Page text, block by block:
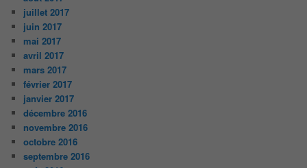
juillet 2017
juin 2017
mai 2017
avril 2017
mars 2017
février 2017
janvier 2017
décembre 2016
novembre 2016
octobre 2016
septembre 2016